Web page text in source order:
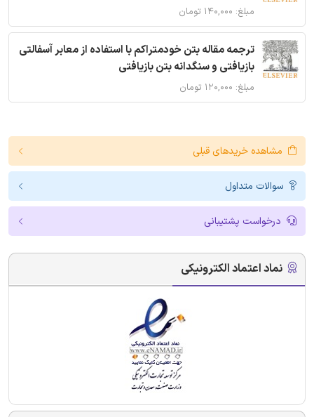
مبلغ: ۱۴۰,۰۰۰ تومان
ترجمه مقاله بتن خودمتراکم با استفاده از معابر آسفالتی
بازیافتی و سنگدانه بتن بازیافتی
مبلغ: ۱۲۰,۰۰۰ تومان
مشاهده خریدهای قبلی
سوالات متداول
درخواست پشتیبانی
نماد اعتماد الکترونیکی